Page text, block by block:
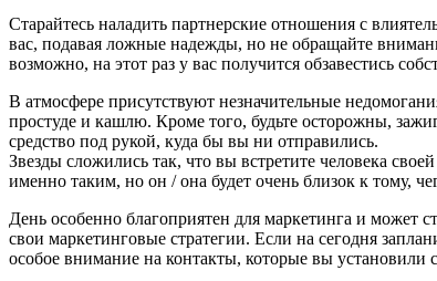
Старайтесь наладить партнерские отношения с
вас, подавая ложные надежды, но не обращайте
возможно, на этот раз у вас получится обзавестись
В атмосфере присутствуют незначительные
простуде и кашлю. Кроме того, будьте осторожны,
средство под рукой, куда бы вы ни отправились.
Звезды сложились так, что вы встретите человека
именно таким, но он / она будет очень близок к тому,
День особенно благоприятен для маркетинга и может
свои маркетинговые стратегии. Если на сегодня
особое внимание на контакты, которые вы установили